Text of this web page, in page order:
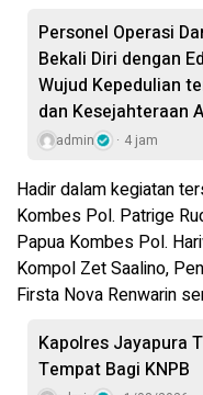
Personel Operasi
Bekali Diri dengan
Wujud Kepedulian
dan Kesejahteraan
admin 4 jam
Hadir dalam kegiatan
Kombes Pol. Patrige
Papua Kombes Pol.
Kompol Zet Saalino,
Firsta Nova Renwarin
Kapolres Jayapura
Tempat Bagi KNPB